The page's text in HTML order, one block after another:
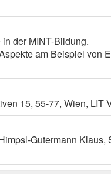
der MINT-Bildung.
am Beispiel von
15, 55-77, Wien, LIT
Gutermann Klaus,